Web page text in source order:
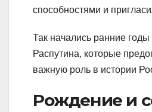
способностями и
Так начались ранние
Распутина, которые
важную роль в истории
Рождение и